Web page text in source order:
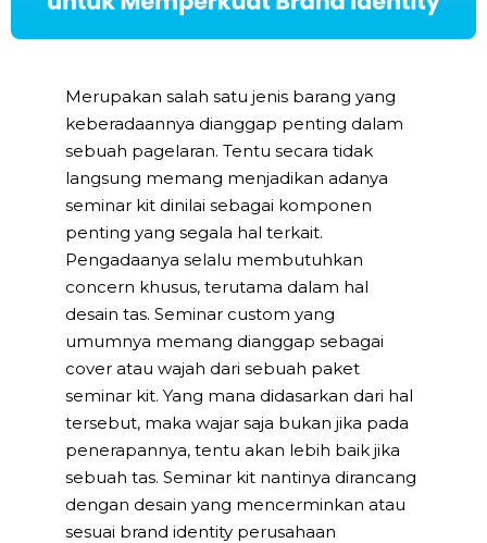
Merupakan salah satu jenis barang yang
keberadaannya dianggap penting dalam
sebuah pagelaran. Tentu secara tidak
langsung memang menjadikan adanya
seminar kit dinilai sebagai komponen
penting yang segala hal terkait.
Pengadaanya selalu membutuhkan
concern khusus, terutama dalam hal
desain tas. Seminar custom yang
umumnya memang dianggap sebagai
cover atau wajah dari sebuah paket
seminar kit. Yang mana didasarkan dari hal
tersebut, maka wajar saja bukan jika pada
penerapannya, tentu akan lebih baik jika
sebuah tas. Seminar kit nantinya dirancang
dengan desain yang mencerminkan atau
sesuai brand identity perusahaan